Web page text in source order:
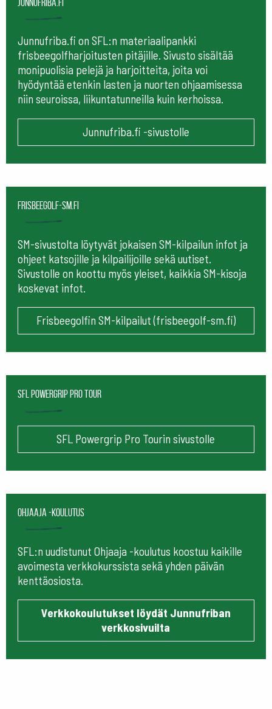
Junnufriba.fi
Junnufriba.fi on SFL:n materiaalipankki
frisbeegolfharjoitusten pitäjille. Sivusto sisältää
monipuolisia pelejä ja harjoitteita, joita voi
hyödyntää etenkin lasten ja nuorten ohjaamisessa
niin seuroissa, liikuntatunneilla kuin kerhoissa.
Junnufriba.fi -sivustolle
frisbeegolf-sm.fi
SM-sivustolta löytyvät jokaisen SM-kilpailun infot ja
ohjeet katsojille ja kilpailijoille sekä uutiset.
Sivustolle on koottu myös yleiset, kaikkia SM-kisoja
koskevat infot.
Frisbeegolfin SM-kilpailut (frisbeegolf-sm.fi)
SFL Powergrip Pro Tour
SFL Powergrip Pro Tourin sivustolle
Ohjaaja -koulutus
SFL:n uudistunut Ohjaaja -koulutus koostuu kaikille
avoimesta verkkokurssista sekä yhden päivän
kenttäosiosta.
Verkkokoulutukset löydät Junnufriban
verkkosivuilta